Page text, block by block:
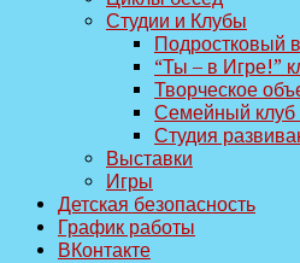
Студии и Клубы
Подростковый
“Ты – в Игре!”
Творческое
Семейный клуб
Студия
Выставки
Игры
Детская безопасность
График работы
ВКонтакте